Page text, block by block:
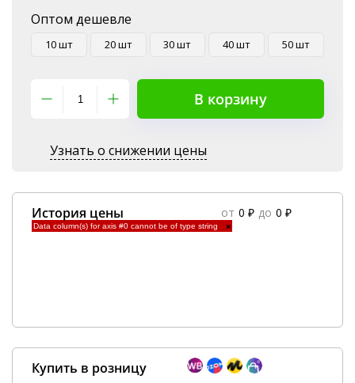
Оптом дешевле
10 шт 20 шт 30 шт 40 шт 50 шт
В корзину
Узнать о снижении цены
История цены от 0 ₽ до 0 ₽
Data column(s) for axis #0 cannot be of type string ×
Купить в розницу